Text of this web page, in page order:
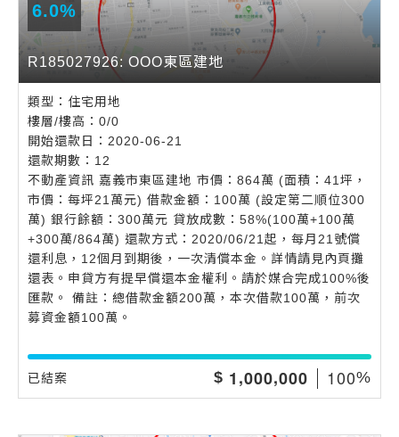
R185027926: OOO東區建地
6.0%
類型：住宅用地
樓層/樓高：0/0
開始還款日：2020-06-21
還款期數：12
不動產資訊 嘉義市東區建地 市價：864萬 (面積：41坪，
市價：每坪21萬元) 借款金額：100萬 (設定第二順位300
萬) 銀行餘額：300萬元 貸放成數：58%(100萬+100萬
+300萬/864萬) 還款方式：2020/06/21起，每月21號償
還利息，12個月到期後，一次清償本金。詳情請見內頁攤
還表。申貸方有提早償還本金權利。請於媒合完成100%後
匯款。 備註：總借款金額200萬，本次借款100萬，前次
募資金額100萬。
已結案 $ 1,000,000 100%